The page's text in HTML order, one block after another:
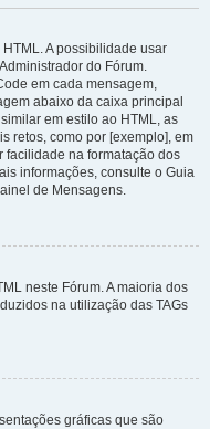
A possibilidade usar
do Fórum.
em cada mensagem,
abaixo da caixa principal
em estilo ao HTML, as
retos, como por [exemplo], em
facilidade na formatação dos
informações, consulte o Guia
de Mensagens.
neste Fórum. A maioria dos
na utilização das TAGs
gráficas que são